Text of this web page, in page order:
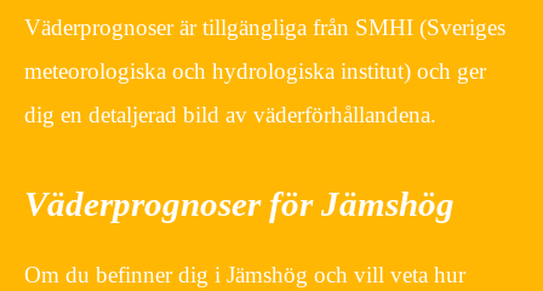
Väderprognoser är tillgängliga från SMHI (Sveriges
meteorologiska och hydrologiska institut) och ger
dig en detaljerad bild av väderförhållandena.
Väderprognoser för Jämshög
Om du befinner dig i Jämshög och vill veta hur